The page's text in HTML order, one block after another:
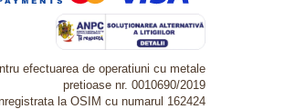
efectuarea de operatiuni cu metale
pretioase nr. 0010690/2019
la OSIM cu numarul 162424